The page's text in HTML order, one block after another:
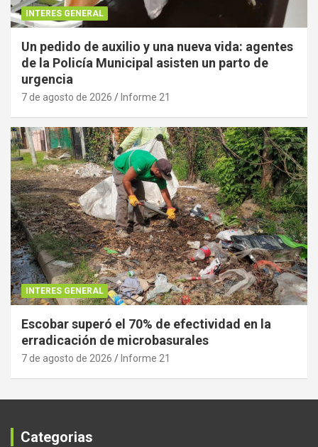
INTERES GENERAL
Un pedido de auxilio y una nueva vida: agentes
de la Policía Municipal asisten un parto de
urgencia
7 de agosto de 2026 Informe 21
INTERES GENERAL
Escobar superó el 70% de efectividad en la
erradicación de microbasurales
7 de agosto de 2026 Informe 21
Categorias